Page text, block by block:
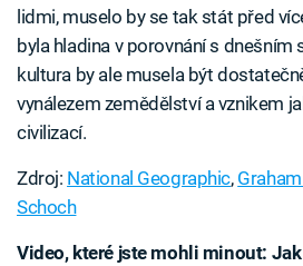
lidmi, muselo by se tak stát před
byla hladina v porovnání s dnešním
kultura by ale musela být
vynálezem zemědělství a vznikem
civilizací.
Zdroj: National Geographic,
Schoch
Video, které jste mohli minout: